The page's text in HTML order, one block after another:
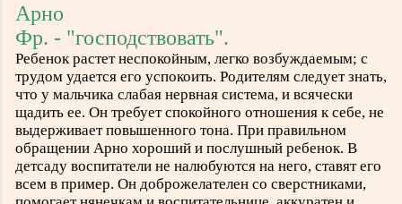
Арно
Фр. - "господствовать".
Ребенок растет неспокойным, легко возбуждаемым; с
трудом удается его успокоить. Родителям следует знать,
что у мальчика слабая нервная система, и всячески
щадить ее. Он требует спокойного отношения к себе, не
выдерживает повышенного тона. При правильном
обращении Арно хороший и послушный ребенок. В
детсаду воспитатели не налюбуются на него, ставят его
всем в пример. Он доброжелателен со сверстниками,